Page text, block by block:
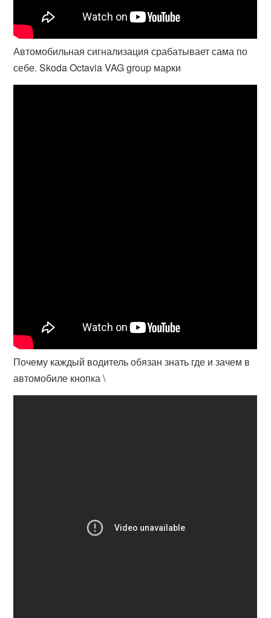
Автомобильная сигнализация срабатывает сама по
себе. Skoda Octavia VAG group марки
Почему каждый водитель обязан знать где и зачем в
автомобиле кнопка \